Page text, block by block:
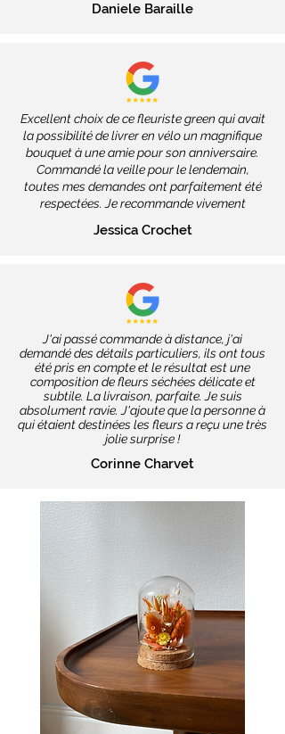
Daniele Baraille
Excellent choix de ce fleuriste green qui avait
la possibilité de livrer en vélo un magnifique
bouquet à une amie pour son anniversaire.
Commandé la veille pour le lendemain,
toutes mes demandes ont parfaitement été
respectées. Je recommande vivement
Jessica Crochet
J'ai passé commande à distance, j'ai
demandé des détails particuliers, ils ont tous
été pris en compte et le résultat est une
composition de fleurs séchées délicate et
subtile. La livraison, parfaite. Je suis
absolument ravie. J'ajoute que la personne à
qui étaient destinées les fleurs a reçu une très
jolie surprise !
Corinne Charvet